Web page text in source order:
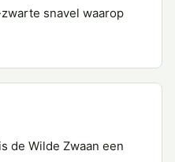
snavel waarop
de Wilde Zwaan een